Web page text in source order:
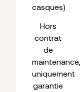
casques)
Hors
contrat
de
maintenance,
uniquement
garantie